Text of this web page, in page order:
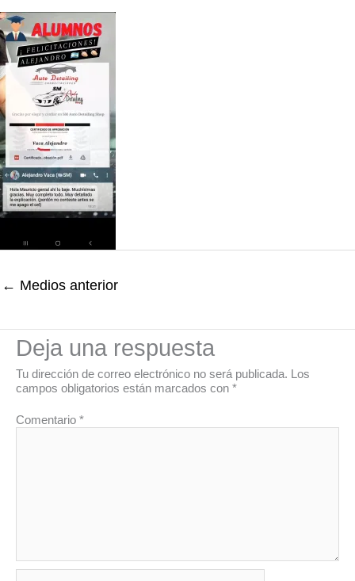
← Medios anterior
Deja una respuesta
Tu dirección de correo electrónico no será publicada. Los
campos obligatorios están marcados con *
Comentario *